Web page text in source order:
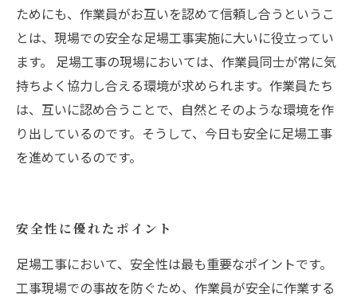
ためにも、作業員がお互いを認めて信頼し合うというこ
とは、現場での安全な足場工事実施に大いに役立ってい
ます。 足場工事の現場においては、作業員同士が常に気
持ちよく協力し合える環境が求められます。作業員たち
は、互いに認め合うことで、自然とそのような環境を作
り出しているのです。そうして、今日も安全に足場工事
を進めているのです。
安全性に優れたポイント
足場工事において、安全性は最も重要なポイントです。
工事現場での事故を防ぐため、作業員が安全に作業する